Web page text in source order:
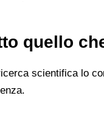
quello
scientifica lo